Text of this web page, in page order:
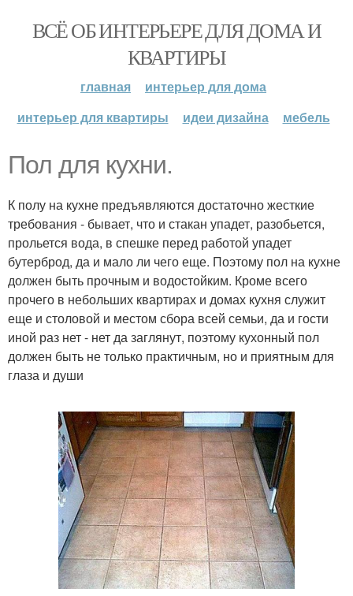
ВСЁ ОБ ИНТЕРЬЕРЕ ДЛЯ ДОМА И
КВАРТИРЫ
главная
интерьер для дома
интерьер для квартиры
идеи дизайна мебель
Пол для кухни.
К полу на кухне предъявляются достаточно жесткие
требования - бывает, что и стакан упадет, разобьется,
прольется вода, в спешке перед работой упадет
бутерброд, да и мало ли чего еще. Поэтому пол на кухне
должен быть прочным и водостойким. Кроме всего
прочего в небольших квартирах и домах кухня служит
еще и столовой и местом сбора всей семьи, да и гости
иной раз нет - нет да заглянут, поэтому кухонный пол
должен быть не только практичным, но и приятным для
глаза и души